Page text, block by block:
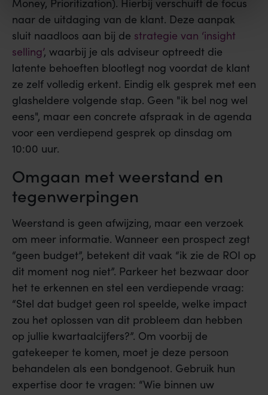
Money, Prioritization). Hierbij verschuift de focus
naar de uitdaging van de klant. Deze aanpak
sluit naadloos aan bij de strategie van ‘insight
selling’, waarbij je als adviseur optreedt die
latente behoeften blootlegt nog voordat de klant
ze zelf volledig erkent. Eindig elk gesprek met een
glasheldere volgende stap. Geen "ik bel nog wel
eens", maar een concrete afspraak in de agenda
voor een verdiepend gesprek op dinsdag om
10:00 uur.
Omgaan met weerstand en
tegenwerpingen
Weerstand is geen afwijzing, maar een verzoek
om meer informatie. Wanneer een prospect zegt
“geen budget”, betekent dit vaak “ik zie de ROI op
dit moment nog niet”. Parkeer het bezwaar door
het te erkennen en stel een verdiepende vraag:
“Stel dat budget geen rol speelde, welke impact
zou het oplossen van dit probleem dan hebben
op jullie kwartaalcijfers?”. Om voorbij de
gatekeeper te komen, moet je deze persoon
behandelen als een bondgenoot. Gebruik hun
expertise door te vragen: “Wie binnen uw